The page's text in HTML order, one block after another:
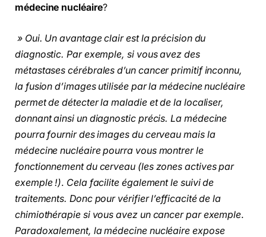
médecine nucléaire?
» Oui. Un avantage clair est la précision du
diagnostic. Par exemple, si vous avez des
métastases cérébrales d’un cancer primitif inconnu,
la fusion d’images utilisée par la médecine nucléaire
permet de détecter la maladie et de la localiser,
donnant ainsi un diagnostic précis. La médecine
pourra fournir des images du cerveau mais la
médecine nucléaire pourra vous montrer le
fonctionnement du cerveau (les zones actives par
exemple !). Cela facilite également le suivi de
traitements. Donc pour vérifier l’efficacité de la
chimiothérapie si vous avez un cancer par exemple.
Paradoxalement, la médecine nucléaire expose